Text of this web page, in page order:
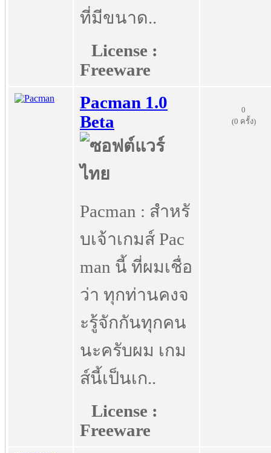
ที่มีขนาด..
License :
Freeware
Pacman 1.0
Beta
Pacman : สำหรั
บเจ้าเกมส์ Pac
man นี้ ที่ผมเชื่อ
ว่า ทุกท่านคงจ
ะรู้จักกันทุกคน
นะครับผม เกม
ส์นี้เป็นเก..
License :
Freeware
0
(0 ครั้ง)